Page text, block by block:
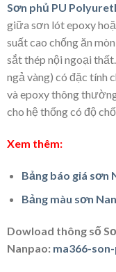
Sơn phủ PU
giữa sơn lót epoxy
suất cao chống ăn
sắt thép nội ngoại
ngả vàng) có đặc tính
và epoxy thông
cho hệ thống có độ
Xem thêm:
Bảng báo giá sơn
Bảng màu sơn
Dowload thông số
Nanpao: ma366-